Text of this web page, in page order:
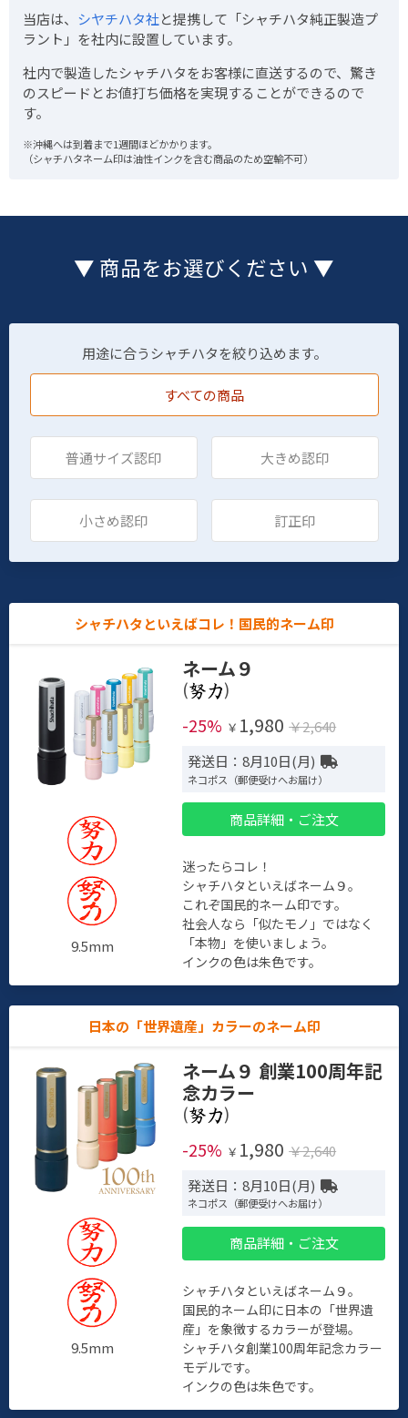
当店は、 シヤチハタ社と提携して「シャチハタ純正製造プ
ラント」を社内に設置しています。
社内で製造したシャチハタをお客様に直送するので、驚き
のスピードとお値打ち価格を実現することができるので
す。
※沖縄へは到着まで1週間ほどかかります。
（シャチハタネーム印は油性インクを含む商品のため空輸不可）
▼ 商品をお選びください ▼
用途に合うシャチハタを絞り込めます。
すべての商品
普通サイズ認印 大きめ認印
小さめ認印 訂正印
シャチハタといえばコレ！国民的ネーム印
9.5mm
ネーム９
(
)
-25% ￥ 1,980 ￥2,640
発送日：8月10日(月)
ネコポス（郵便受けへお届け）
商品詳細・ご注文
迷ったらコレ！
シャチハタといえばネーム９。
これぞ国民的ネーム印です。
社会人なら「似たモノ」ではなく
「本物」を使いましょう。
インクの色は朱色です。
日本の「世界遺産」カラーのネーム印
9.5mm
ネーム９ 創業100周年記
念カラー
(
)
-25% ￥ 1,980 ￥2,640
発送日：8月10日(月)
ネコポス（郵便受けへお届け）
商品詳細・ご注文
シャチハタといえばネーム９。
国民的ネーム印に日本の「世界遺
産」を象徴するカラーが登場。
シャチハタ創業100周年記念カラー
モデルです。
インクの色は朱色です。